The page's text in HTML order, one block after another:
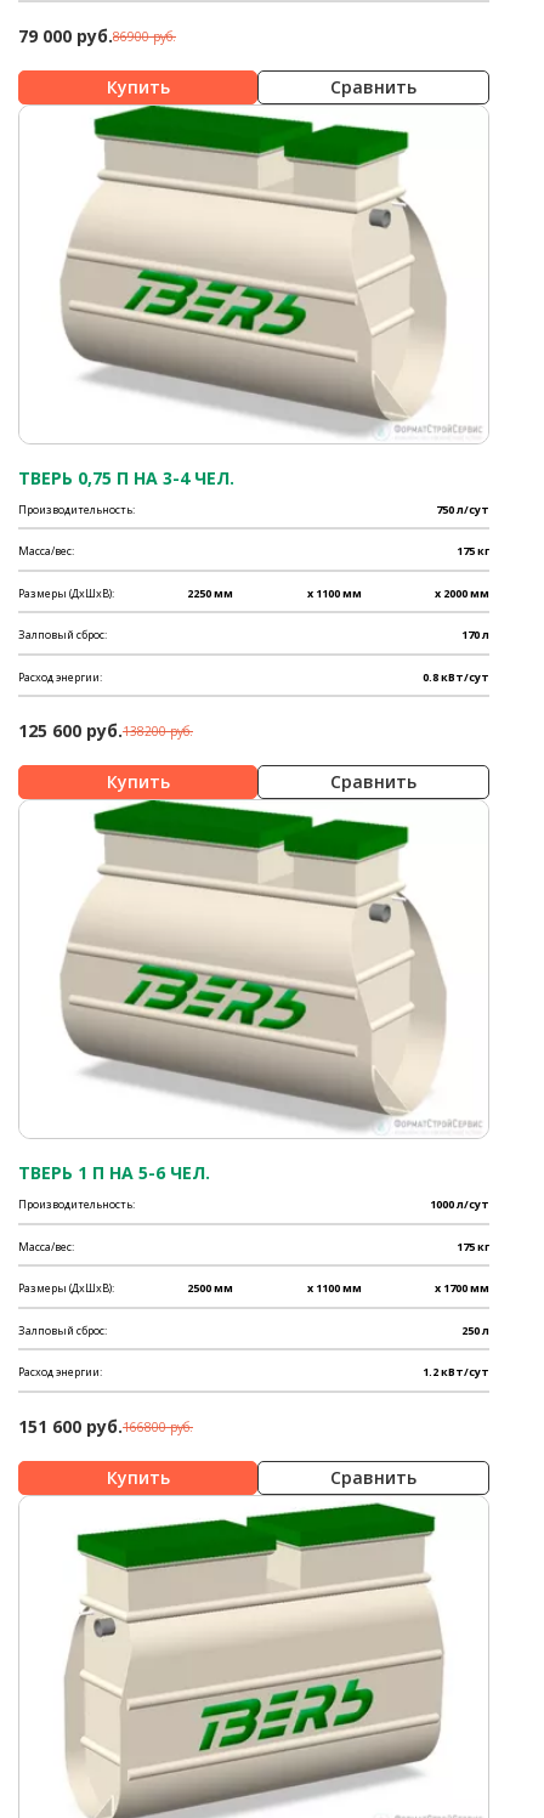
79 000 руб.86900 руб.
Сравнить
ТВЕРЬ 0,75 П НА 3-4 ЧЕЛ.
Производительность: 750 л/сут
Масса/вес: 175 кг
Размеры (ДхШхВ): 2250 мм x 1100 мм x 2000 мм
Залповый сброс: 170 л
Расход энергии: 0.8 кВт/сут
125 600 руб.138200 руб.
Сравнить
ТВЕРЬ 1 П НА 5-6 ЧЕЛ.
Производительность: 1000 л/сут
Масса/вес: 175 кг
Размеры (ДхШхВ): 2500 мм x 1100 мм x 1700 мм
Залповый сброс: 250 л
Расход энергии: 1.2 кВт/сут
151 600 руб.166800 руб.
Сравнить